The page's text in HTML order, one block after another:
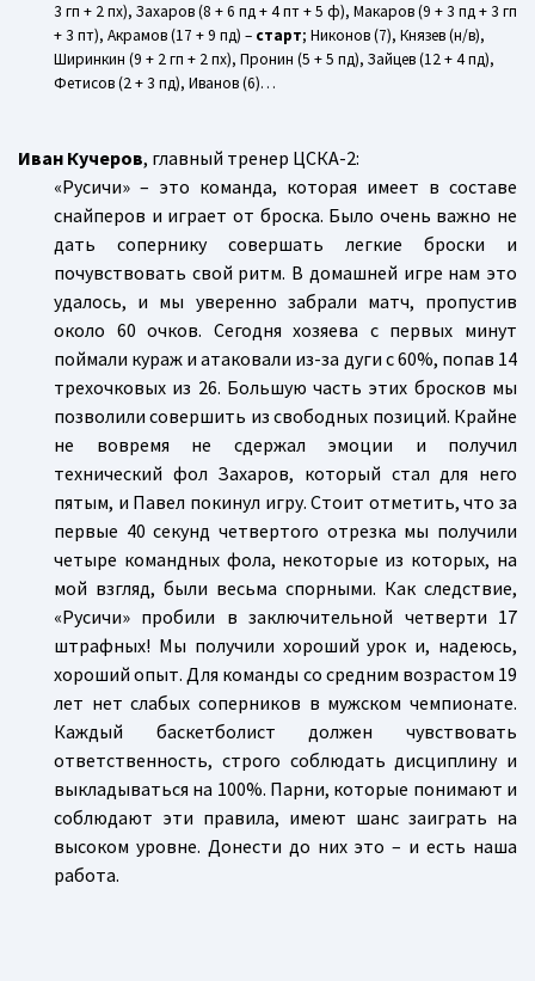
3 гп + 2 пх), Захаров (8 + 6 пд + 4 пт + 5 ф), Макаров (9 + 3 пд + 3 гп
+ 3 пт), Акрамов (17 + 9 пд) – старт; Никонов (7), Князев (н/в),
Ширинкин (9 + 2 гп + 2 пх), Пронин (5 + 5 пд), Зайцев (12 + 4 пд),
Фетисов (2 + 3 пд), Иванов (6)…
Иван Кучеров, главный тренер ЦСКА-2:
«Русичи» – это команда, которая имеет в составе
снайперов и играет от броска. Было очень важно не
дать сопернику совершать легкие броски и
почувствовать свой ритм. В домашней игре нам это
удалось, и мы уверенно забрали матч, пропустив
около 60 очков. Сегодня хозяева с первых минут
поймали кураж и атаковали из-за дуги с 60%, попав 14
трехочковых из 26. Большую часть этих бросков мы
позволили совершить из свободных позиций. Крайне
не вовремя не сдержал эмоции и получил
технический фол Захаров, который стал для него
пятым, и Павел покинул игру. Стоит отметить, что за
первые 40 секунд четвертого отрезка мы получили
четыре командных фола, некоторые из которых, на
мой взгляд, были весьма спорными. Как следствие,
«Русичи» пробили в заключительной четверти 17
штрафных! Мы получили хороший урок и, надеюсь,
хороший опыт. Для команды со средним возрастом 19
лет нет слабых соперников в мужском чемпионате.
Каждый баскетболист должен чувствовать
ответственность, строго соблюдать дисциплину и
выкладываться на 100%. Парни, которые понимают и
соблюдают эти правила, имеют шанс заиграть на
высоком уровне. Донести до них это – и есть наша
работа.